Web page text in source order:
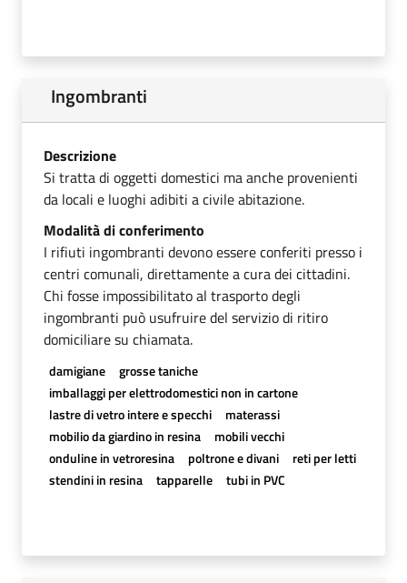
Ingombranti
Descrizione
Si tratta di oggetti domestici ma anche provenienti
da locali e luoghi adibiti a civile abitazione.
Modalità di conferimento
I rifiuti ingombranti devono essere conferiti presso i
centri comunali, direttamente a cura dei cittadini.
Chi fosse impossibilitato al trasporto degli
ingombranti può usufruire del servizio di ritiro
domiciliare su chiamata.
damigiane
grosse taniche
imballaggi per elettrodomestici non in cartone
lastre di vetro intere e specchi
materassi
mobilio da giardino in resina
mobili vecchi
onduline in vetroresina
poltrone e divani
reti per letti
stendini in resina
tapparelle tubi in PVC